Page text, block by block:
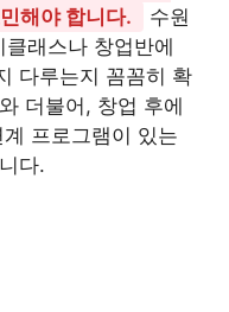
해야 합니다.
수원
래스나 창업반에
다루는지 꼼꼼히 확
더불어, 창업 후에
프로그램이 있는
다.